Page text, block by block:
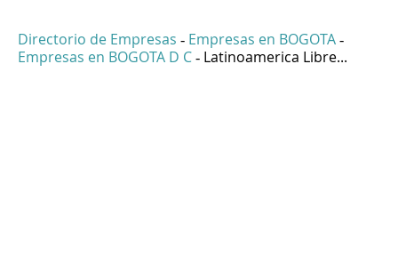
Directorio de Empresas - Empresas en BOGOTA -
Empresas en BOGOTA D C - Latinoamerica Libre...